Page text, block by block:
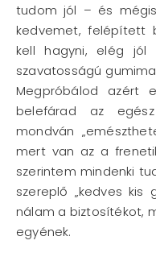
tudom jól – és
kedvemet, felépített
kell hagyni, elég jól
szavatosságú
Megpróbálod azért
belefárad az
mondván
mert van az a
szerintem mindenki
szereplő „kedves kis
nálam a biztosítékot,
egyének.